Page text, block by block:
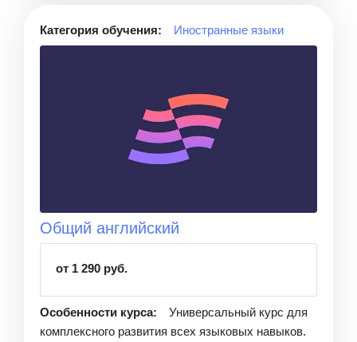
Категория обучения: Иностранные языки
Общий английский
от 1 290 руб.
Особенности курса:
Универсальный курс для
комплексного развития всех языковых навыков.